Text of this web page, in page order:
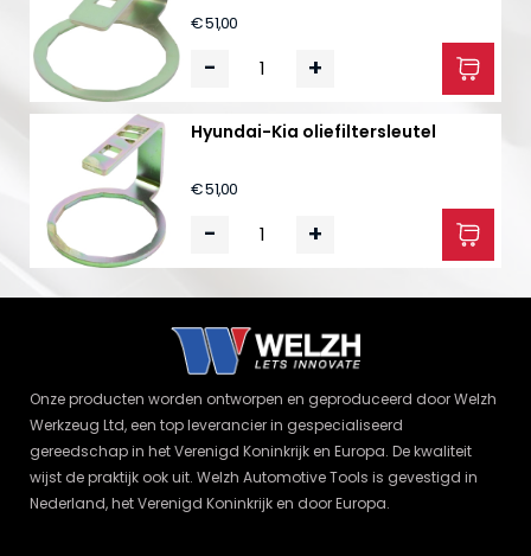
€ 51,00
- +
Hyundai-Kia oliefiltersleutel
€ 51,00
- +
Onze producten worden ontworpen en geproduceerd door Welzh
Werkzeug Ltd, een top leverancier in gespecialiseerd
gereedschap in het Verenigd Koninkrijk en Europa. De kwaliteit
wijst de praktijk ook uit. Welzh Automotive Tools is gevestigd in
Nederland, het Verenigd Koninkrijk en door Europa.